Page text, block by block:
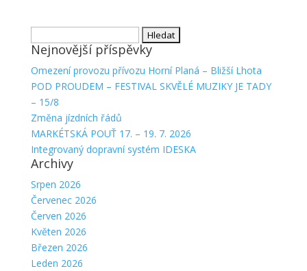
Nejnovější příspěvky
Omezení provozu přívozu Horní Planá – Bližší Lhota
POD PROUDEM – FESTIVAL SKVĚLÉ MUZIKY JE TADY
– 15/8
Změna jízdních řádů
MARKÉTSKÁ POUŤ 17. – 19. 7. 2026
Integrovaný dopravní systém IDESKA
Archivy
Srpen 2026
Červenec 2026
Červen 2026
Květen 2026
Březen 2026
Leden 2026